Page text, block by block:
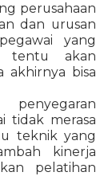
perusahaan
dan urusan
yang
tentu akan
akhirnya bisa
tidak merasa
teknik yang
kinerja
pelatihan